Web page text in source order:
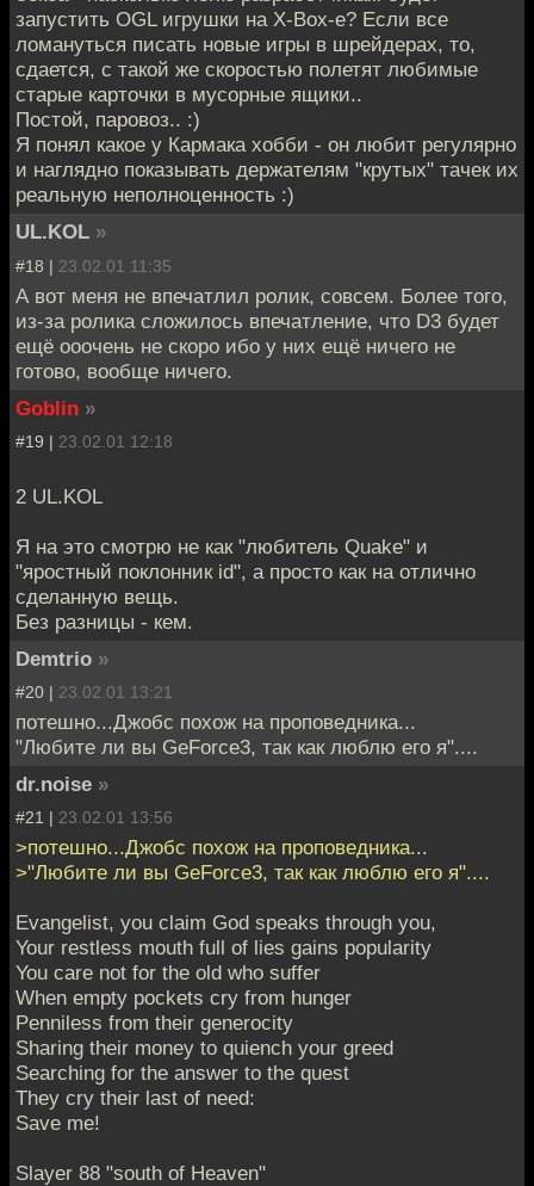
запустить OGL игрушки на X-Вox-е? Если все
ломануться писать новые игры в шрейдерах, то,
сдается, с такой же скоростью полетят любимые
старые карточки в мусорные ящики..
Постой, паровоз.. :)
Я понял какое у Кармака хобби - он любит регулярно
и наглядно показывать держателям "крутых" тачек их
реальную неполноценность :)
UL.KOL »
#18 | 23.02.01 11:35
А вот меня не впечатлил ролик, совсем. Более того,
из-за ролика сложилось впечатление, что D3 будет
ещё ооочень не скоро ибо у них ещё ничего не
готово, вообще ничего.
Goblin »
#19 | 23.02.01 12:18
2 UL.KOL
Я на это смотрю не как "любитель Quake" и
"яростный поклонник id", а просто как на отлично
сделанную вещь.
Без разницы - кем.
Demtrio »
#20 | 23.02.01 13:21
потешно...Джобс похож на проповедника...
"Любите ли вы GeForce3, так как люблю его я"....
dr.noise »
#21 | 23.02.01 13:56
>потешно...Джобс похож на проповедника...
>"Любите ли вы GeForce3, так как люблю его я"....
Evangelist, you claim God speaks through you,
Your restless mouth full of lies gains popularity
You care not for the old who suffer
When empty pockets cry from hunger
Penniless from their generocity
Sharing their money to quiench your greed
Searching for the answer to the quest
They cry their last of need:
Save me!
Slayer 88 "south of Heaven"